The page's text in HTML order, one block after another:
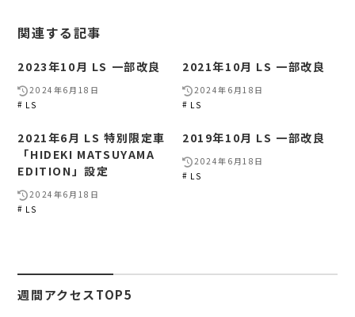
関連する記事
2023年10月 LS 一部改良
2024年6月18日
LS
2021年10月 LS 一部改良
2024年6月18日
LS
2021年6月 LS 特別限定車
「HIDEKI MATSUYAMA
EDITION」設定
2024年6月18日
LS
2019年10月 LS 一部改良
2024年6月18日
LS
週間アクセスTOP5